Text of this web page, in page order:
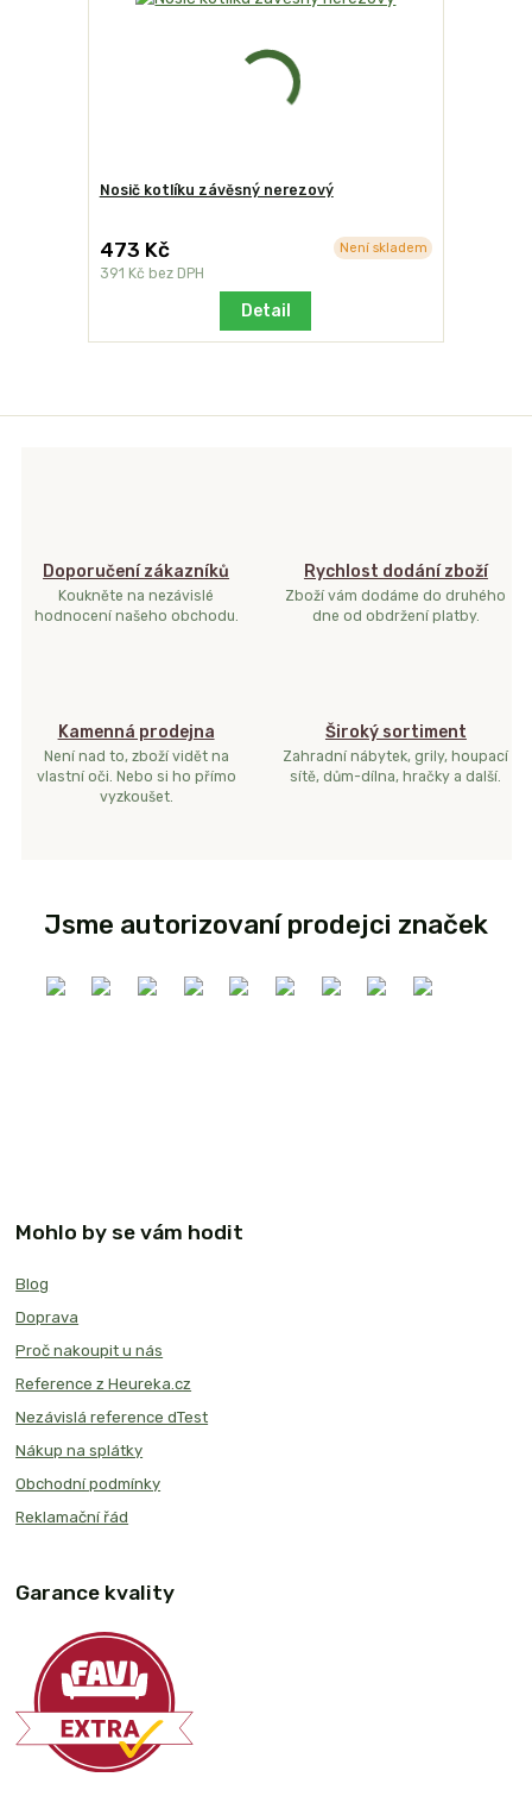
Nosič kotlíku závěsný nerezový
473 Kč
391 Kč bez DPH
Není skladem
Detail
Doporučení zákazníků
Koukněte na nezávislé
hodnocení našeho obchodu.
Rychlost dodání zboží
Zboží vám dodáme do druhého
dne od obdržení platby.
Kamenná prodejna
Není nad to, zboží vidět na
vlastní oči. Nebo si ho přímo
vyzkoušet.
Široký sortiment
Zahradní nábytek, grily, houpací
sítě, dům-dílna, hračky a další.
Jsme autorizovaní prodejci značek
Mohlo by se vám hodit
Blog
Doprava
Proč nakoupit u nás
Reference z Heureka.cz
Nezávislá reference dTest
Nákup na splátky
Obchodní podmínky
Reklamační řád
Garance kvality